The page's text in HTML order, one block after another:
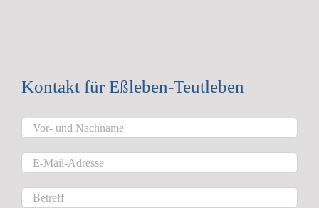
Kontakt für Eßleben-Teutleben